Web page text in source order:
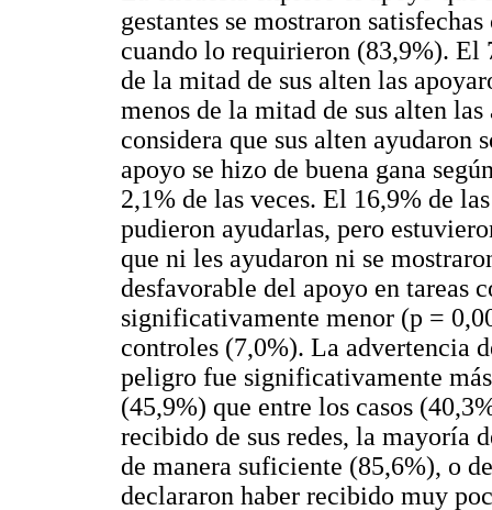
gestantes se mostraron
cuando lo requirieron (83,9%). El
de la mitad de sus alten las
menos de la mitad de sus alten
considera que sus alten ayudaron
apoyo se hizo de buena gana
2,1% de las veces. El 16,9% de
pudieron ayudarlas, pero
que ni les ayudaron ni se
desfavorable del apoyo en tareas
significativamente menor (p =
controles (7,0%). La advertencia
peligro fue significativamente
(45,9%) que entre los casos
recibido de sus redes, la mayoría
de manera suficiente (85,6%), o
declararon haber recibido muy